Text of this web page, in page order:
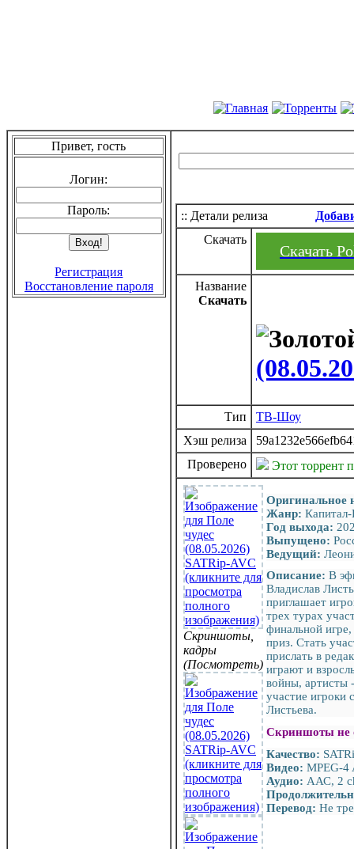
Привет, гость
Логин:
Пароль:
Регистрация
Восстановление пароля
:: Детали релиза
Скачать
Скачать
Название
Скачать
Тип
ТВ-Шоу
Хэш релиза
Проверено
Этот торрент
Скриншоты,
кадры
(Посмотреть)
Оригинальное
Жанр:
Год выхода:
Выпущено:
Ведущий:
Описание: В
Владислав
приглашает
трех турах
финальной игре,
приз. Стать
прислать в
играют и
войны, артисты
участие игроки
Листьева.
Скриншоты не
Качество:
Видео: MPEG-4
Аудио: ААС, 2
Перевод: Не